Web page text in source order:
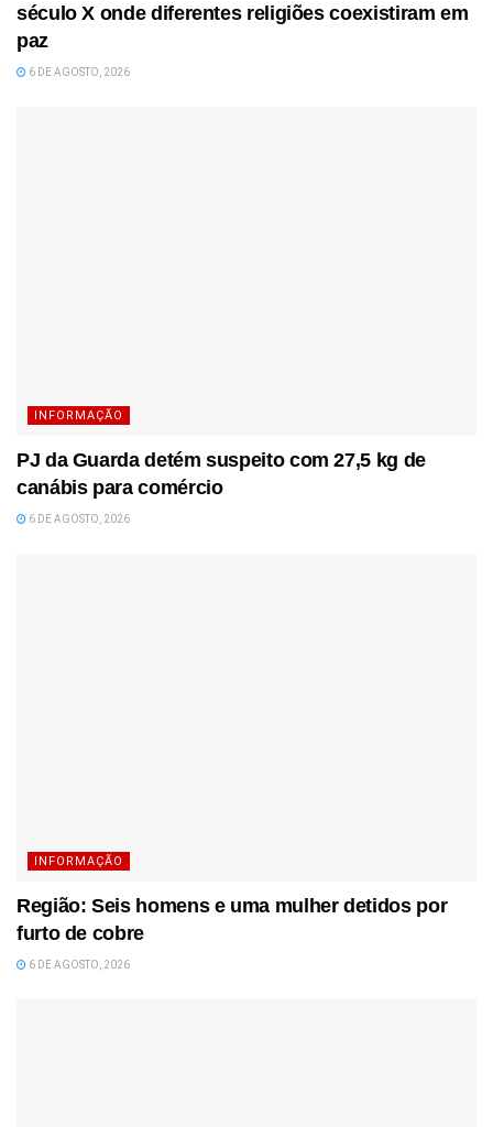
século X onde diferentes religiões coexistiram em
paz
6 DE AGOSTO, 2026
INFORMAÇÃO
PJ da Guarda detém suspeito com 27,5 kg de
canábis para comércio
6 DE AGOSTO, 2026
INFORMAÇÃO
Região: Seis homens e uma mulher detidos por
furto de cobre
6 DE AGOSTO, 2026